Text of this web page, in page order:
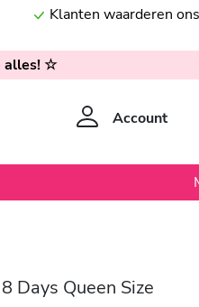
Klanten waarderen
alles! ☆
Account
Days Queen Size